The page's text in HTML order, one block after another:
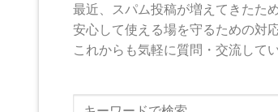
最近、スパム投稿が増えてきたた
安心して使える場を守るための対
これからも気軽に質問・交流して